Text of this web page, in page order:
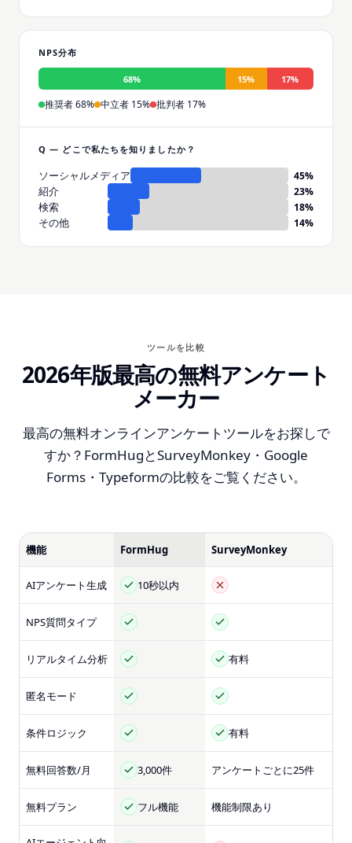
NPS分布
68% 15% 17%
推奨者 68% 中立者 15% 批判者 17%
Q — どこで私たちを知りましたか？
ソーシャルメディア 45%
紹介 23%
検索 18%
その他 14%
ツールを比較
2026年版最高の無料アンケート
メーカー
最高の無料オンラインアンケートツールをお探しで
すか？FormHugとSurveyMonkey・Google
Forms・Typeformの比較をご覧ください。
機能 FormHug SurveyMonkey
AIアンケート生成 10秒以内
NPS質問タイプ
リアルタイム分析 有料
匿名モード
条件ロジック 有料
無料回答数/月 3,000件 アンケートごとに25件
無料プラン フル機能 機能制限あり